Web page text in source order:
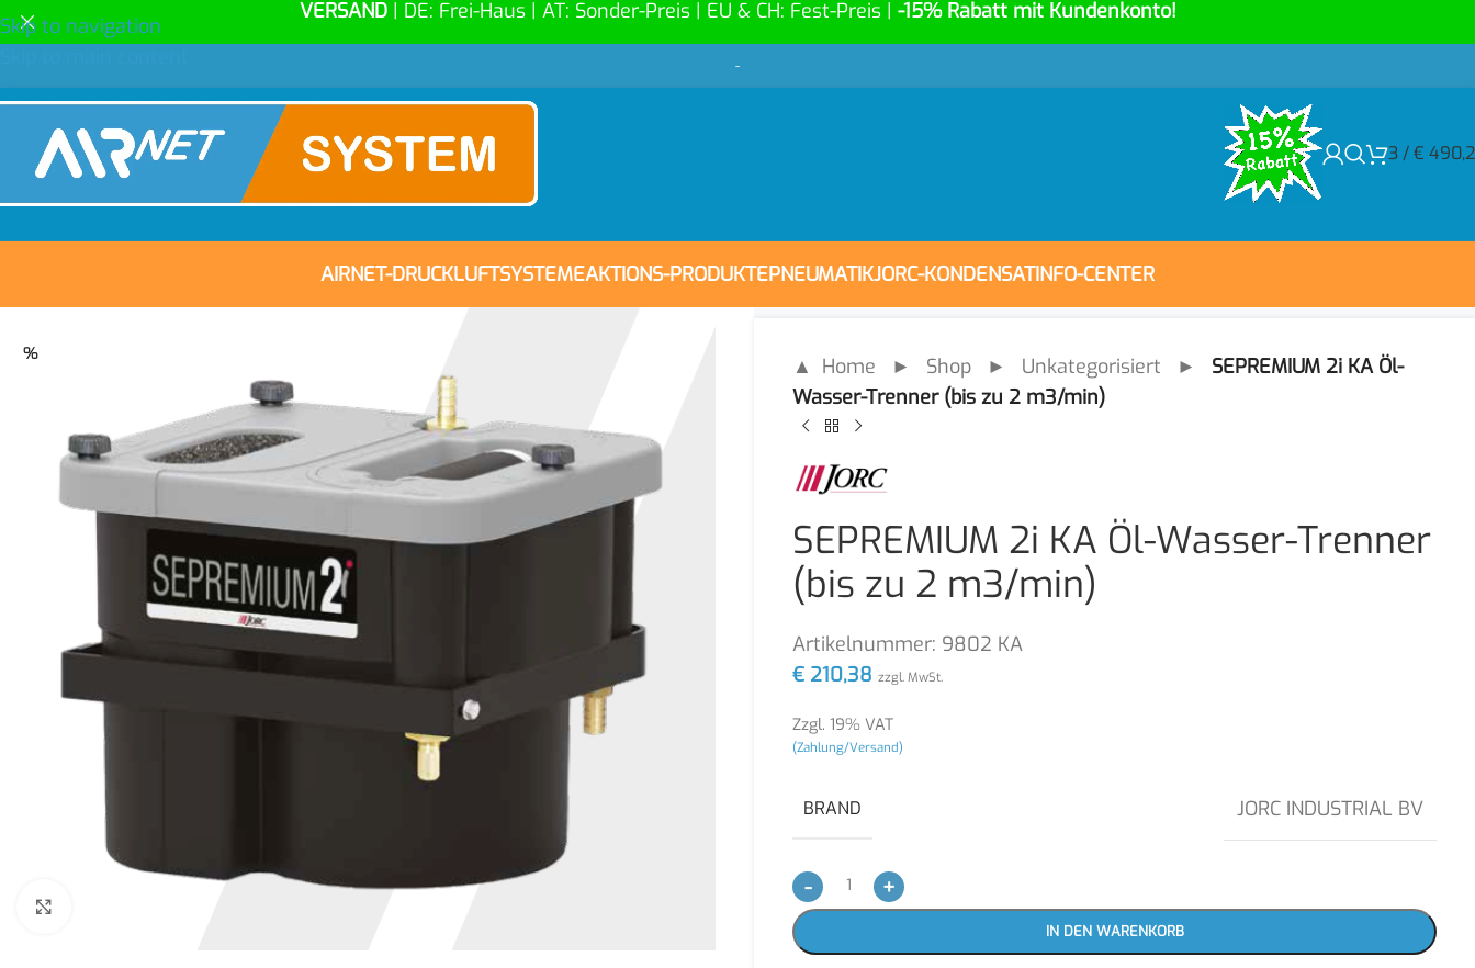
Skip to navigation
VERSAND | DE: Frei-Haus | AT: Sonder-Preis | EU & CH: Fest-Preis | -15% Rabatt mit Kundenkonto!
-
3 /€
AIRNET-DRUCKLUFTSYSTEMEAKTIONS-PRODUKTEPNEUMATIKJORC-KONDENSATINFO-CENTER
% ▲ Home ► Shop ► Unkategorisiert ► SEPREMIUM 2i KA Öl-
Wasser-Trenner (bis zu 2 m3/min)
SEPREMIUM 2i KA Öl-Wasser-Trenner
(bis zu 2 m3/min)
Artikelnummer: 9802 KA
€ 210,38 zzgl. MwSt.
Zzgl. 19% VAT
(Zahlung/Versand)
BRAND JORC INDUSTRIAL BV
- +
IN DEN WARENKORB